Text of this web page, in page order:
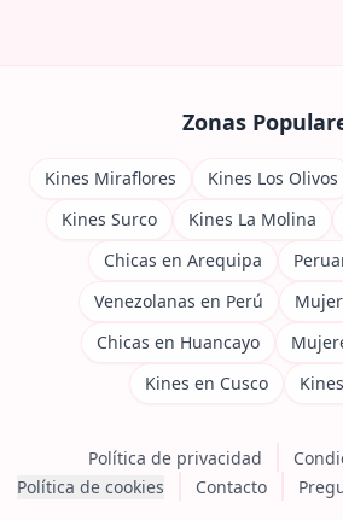
Zonas
Kines Miraflores Kines Los Olivos
Kines Surco
Kines La Molina
Chicas en Arequipa
Venezolanas en Perú
Chicas en Huancayo
Kines en Cusco
Política de privacidad
Política de cookies
Contacto